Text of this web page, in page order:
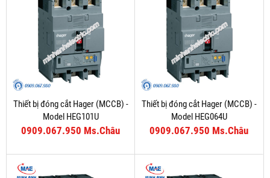
Thiết bị đóng cắt Hager (MCCB) -
Model HEG101U
0909.067.950 Ms.Châu
Thiết bị đóng cắt Hager (MCCB) -
Model HEG064U
0909.067.950 Ms.Châu